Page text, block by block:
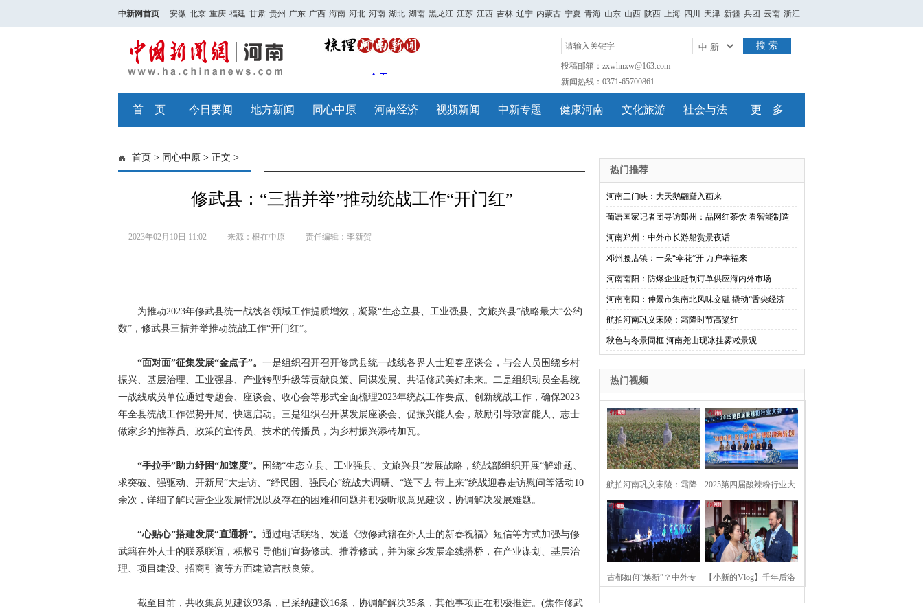
中新网首页 安徽 北京 重庆 福建 甘肃 贵州 广东 广西 海南 河北 河南 湖北 湖南 黑龙江 江苏 江西 吉林 辽宁 内蒙古 宁夏 青海 山东 山西 陕西 上海 四川 天津 新疆 兵团 云南 浙江
搜 索
投稿邮箱：zxwhnxw@163.com
新闻热线：0371-65700861
首 页 今日要闻 地方新闻 同心中原 河南经济 视频新闻 中新专题 健康河南 文化旅游 社会与法 更 多
首页 > 同心中原 > 正文 >
修武县：“三措并举”推动统战工作“开门红”
2023年02月10日 11:02 来源：根在中原 责任编辑：李新贺
为推动2023年修武县统一战线各领域工作提质增效，凝聚“生态立县、工业强县、文旅兴县”战略最大“公约
数”，修武县三措并举推动统战工作“开门红”。
“面对面”征集发展“金点子”。 一是组织召开召开修武县统一战线各界人士迎春座谈会，与会人员围绕乡村
振兴、基层治理、工业强县、产业转型升级等贡献良策、同谋发展、共话修武美好未来。二是组织动员全县统
一战线成员单位通过专题会、座谈会、收心会等形式全面梳理2023年统战工作要点、创新统战工作，确保2023
年全县统战工作强势开局、快速启动。三是组织召开谋发展座谈会、促振兴能人会，鼓励引导致富能人、志士
做家乡的推荐员、政策的宣传员、技术的传播员，为乡村振兴添砖加瓦。
“手拉手”助力纾困“加速度”。
围绕“生态立县、工业强县、文旅兴县”发展战略，统战部组织开展“解难题、
求突破、强驱动、开新局”大走访、“纾民困、强民心”统战大调研、“送下去 带上来”统战迎春走访慰问等活动10
余次，详细了解民营企业发展情况以及存在的困难和问题并积极听取意见建议，协调解决发展难题。
“心贴心”搭建发展“直通桥”。 通过电话联络、发送《致修武籍在外人士的新春祝福》短信等方式加强与修
武籍在外人士的联系联谊，积极引导他们宣扬修武、推荐修武，并为家乡发展牵线搭桥，在产业谋划、基层治
理、项目建设、招商引资等方面建箴言献良策。
截至目前，共收集意见建议93条，已采纳建议16条，协调解解决35条，其他事项正在积极推进。(焦作修武
热门推荐
河南三门峡：大天鹅翩跹入画来
葡语国家记者团寻访郑州：品网红茶饮 看智能制造
河南郑州：中外市长游船赏景夜话
邓州腰店镇：一朵“伞花”开 万户幸福来
河南南阳：防爆企业赶制订单供应海内外市场
河南南阳：仲景市集南北风味交融 撬动“舌尖经济
航拍河南巩义宋陵：霜降时节高粱红
秋色与冬景同框 河南尧山现冰挂雾凇景观
热门视频
航拍河南巩义宋陵：霜降
时节高粱红
2025第四届酸辣粉行业大
会在河南开封举行
古都如何“焕新”？中外专 【小新的Vlog】千年后洛